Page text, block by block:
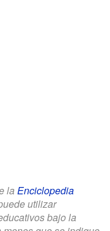
la Enciclopedia
utilizar
bajo la